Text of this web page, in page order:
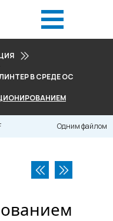
В СРЕДЕ ОС LINUX
Одним файлом